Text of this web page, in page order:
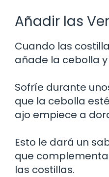
Añadir las
Cuando las
añade la cebolla
Sofríe durante
que la cebolla
ajo empiece a
Esto le dará un
que
las costillas.